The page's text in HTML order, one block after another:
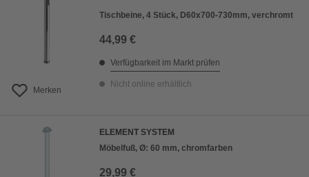
Merken
Tischbeine, 4 Stück, D60x700-730mm, verchromt
44,99 €
Verfügbarkeit im Markt prüfen
Nicht online erhältlich
ELEMENT SYSTEM
Möbelfuß, Ø: 60 mm, chromfarben
29,99 €